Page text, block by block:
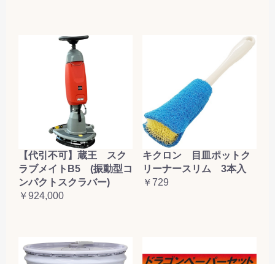
【代引不可】蔵王 スク
ラブメイトB5 (振動型コ
ンパクトスクラバー)
￥924,000
キクロン 目皿ポットク
リーナースリム 3本入
￥729